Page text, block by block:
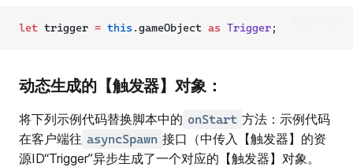
let trigger = this .gameObject as Trigger;
动态生成的【触发器】对象：
将下列示例代码替换脚本中的 onStart 方法：示例代码
在客户端往 asyncSpawn 接口（中传入【触发器】的资
源ID“Trigger”异步生成了一个对应的【触发器】对象。